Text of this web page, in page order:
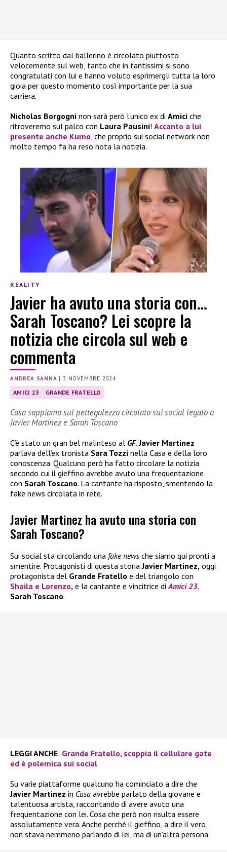
Quanto scritto dal ballerino è circolato piuttosto
velocemente sul web, tanto che in tantissimi si sono
congratulati con lui e hanno voluto esprimergli tutta la loro
gioia per questo momento così importante per la sua
carriera.
Nicholas Borgogni non sarà però l’unico ex di Amici che
ritroveremo sul palco con Laura Pausini! Accanto a lui
presente anche Kumo, che proprio sui social network non
molto tempo fa ha reso nota la notizia.
REALITY
Javier ha avuto una storia con…
Sarah Toscano? Lei scopre la
notizia che circola sul web e
commenta
ANDREA SANNA |3 NOVEMBRE 2024
AMICI 23 GRANDE FRATELLO
Cosa sappiamo sul pettegolezzo circolato sui social legato a
Javier Martinez e Sarah Toscano
C’è stato un gran bel malinteso al GF.Javier Martinez
parlava dell’ex tronista Sara Tozzi nella Casa e della loro
conoscenza. Qualcuno però ha fatto circolare la notizia
secondo cui il gieffino avrebbe avuto una frequentazione
con Sarah Toscano. La cantante ha risposto, smentendo la
fake news circolata in rete.
Javier Martinez ha avuto una storia con
Sarah Toscano?
Sui social sta circolando una fake newsche siamo qui pronti a
smentire. Protagonisti di questa storiaJavier Martinez, oggi
protagonista del Grande Fratello e del triangolo con
Shaila e Lorenzo, e la cantante e vincitrice di Amici 23
Sarah Toscano.
LEGGI ANCHE: Grande Fratello, scoppia il cellulare gate
ed è polemica sui social
Su varie piattaforme qualcuno ha cominciato a dire che
Javier Martinez in Casa avrebbe parlato della giovane e
talentuosa artista, raccontando di avere avuto una
frequentazione con lei. Cosa che però non risulta essere
assolutamente vera. Anche perché il gieffino, a dire il vero,
non stava nemmeno parlando di lei, ma di un’altra persona.